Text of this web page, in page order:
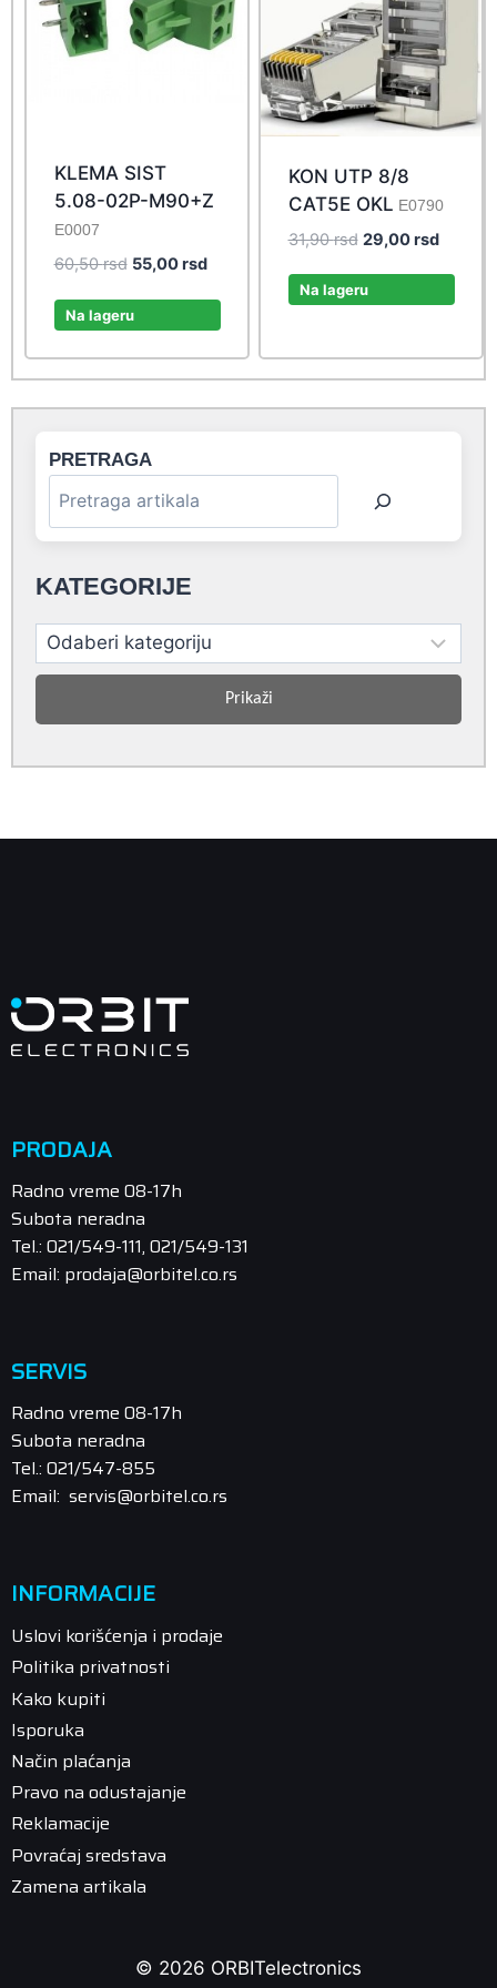
KLEMA SIST
5.08-02P-M90+Z
E0007
60,50rsd Original
was:
55,00rsdCurrent
Na lageru
KON UTP 8/8
CAT5E OKL E0790
31,90rsd Original
was:
29,00rsdCurrent
Na lageru
PRETRAGA
KATEGORIJE
Prikaži
PRODAJA
Radno vreme 08-17h
Subota neradna
Tel.: 021/549-111, 021/549-131
Email: prodaja@orbitel.co.rs
SERVIS
Radno vreme 08-17h
Subota neradna
Tel.: 021/547-855
Email: servis@orbitel.co.rs
INFORMACIJE
Uslovi korišćenja i prodaje
Politika privatnosti
Kako kupiti
Isporuka
Način plaćanja
Pravo na odustajanje
Reklamacije
Povraćaj sredstava
Zamena artikala
© 2026 ORBITelectronics